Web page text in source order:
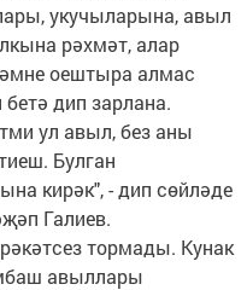
укучыларына, авыл
рәхмәт, алар
оештыра алмас
дип зарлана.
ул авыл, без аны
Булган
кирәк", - дип сөйләде
Галиев.
тормады. Кунак
авыллары